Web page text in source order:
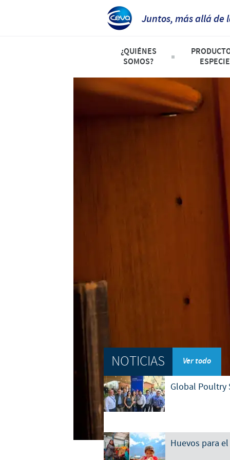
Juntos, más allá de
¿QUIÉNES
SOMOS?
Perfil de la Compañia
Ceva Perú
Listado
Avicultura
Animales
NOTICIAS Ver todo
Global Poultry
Huevos para